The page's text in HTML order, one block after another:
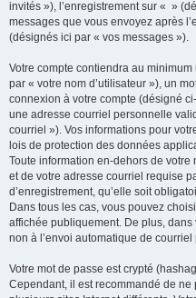
invités »), l’enregistrement sur « »
messages que vous envoyez après
(désignés ici par « vos messages »).
Votre compte contiendra au
par « votre nom d’utilisateur »), un
connexion à votre compte (désigné
une adresse courriel personnelle
courriel »). Vos informations pour
lois de protection des données
Toute information en-dehors de votre
et de votre adresse courriel requise
d’enregistrement, qu’elle soit
Dans tous les cas, vous pouvez
affichée publiquement. De plus,
non à l’envoi automatique de
Votre mot de passe est crypté
Cependant, il est recommandé de